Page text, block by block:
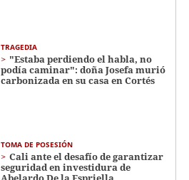
TRAGEDIA
"Estaba perdiendo el habla, no
podía caminar": doña Josefa murió
carbonizada en su casa en Cortés
TOMA DE POSESIÓN
Cali ante el desafío de garantizar
seguridad en investidura de